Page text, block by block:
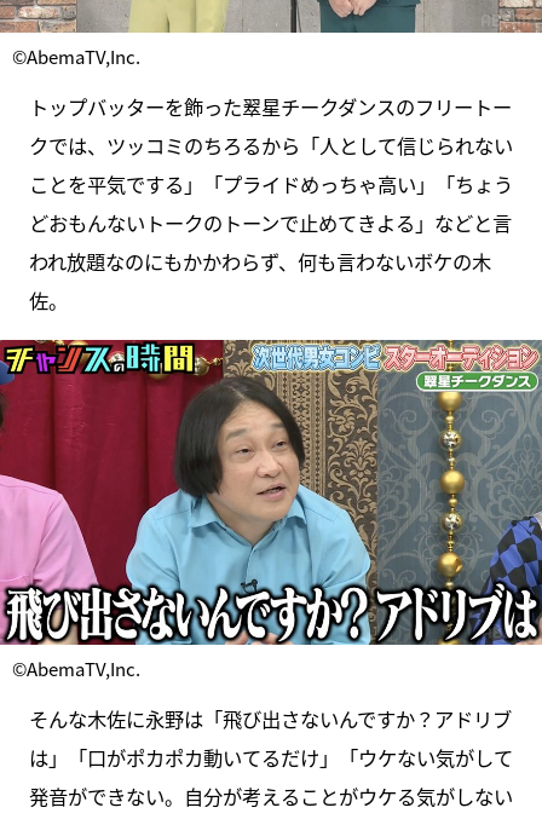
©AbemaTV,Inc.
トップバッターを飾った翠星チークダンスのフリートー
クでは、ツッコミのちろるから「人として信じられない
ことを平気でする」「プライドめっちゃ高い」「ちょう
どおもんないトークのトーンで止めてきよる」などと言
われ放題なのにもかかわらず、何も言わないボケの木
佐。
©AbemaTV,Inc.
そんな木佐に永野は「飛び出さないんですか？アドリブ
は」「口がポカポカ動いてるだけ」「ウケない気がして
発音ができない。自分が考えることがウケる気がしない